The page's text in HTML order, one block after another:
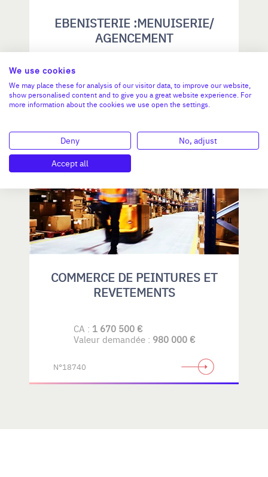
EBENISTERIE :MENUISERIE/
AGENCEMENT
Valeur demandée :50 000 €
PAYS DE LA LOIRE
COMMERCE DE PEINTURES ET
REVETEMENTS
CA : 1 670 500 €
Valeur demandée : 980 000 €
N°18740
We use cookies
We may place these for analysis of our visitor data, to improve our website,
show personalised content and to give you a great website experience. For
more information about the cookies we use open the settings.
Deny
No, adjust
Accept all